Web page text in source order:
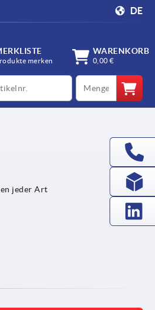
DE
merken
WARENKORB
0,00 €
qty
jeder Art